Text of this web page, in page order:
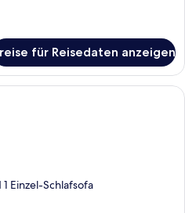
für Reisedaten anzeigen
Ein Hotelzimmer mit zwei Betten,
Einzel-Schlafsofa